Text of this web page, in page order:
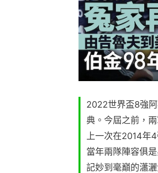
2022世界盃8強
典。今屆之前，
上一次在2014年
當年兩隊陣容俱
記妙到毫巔的瀟